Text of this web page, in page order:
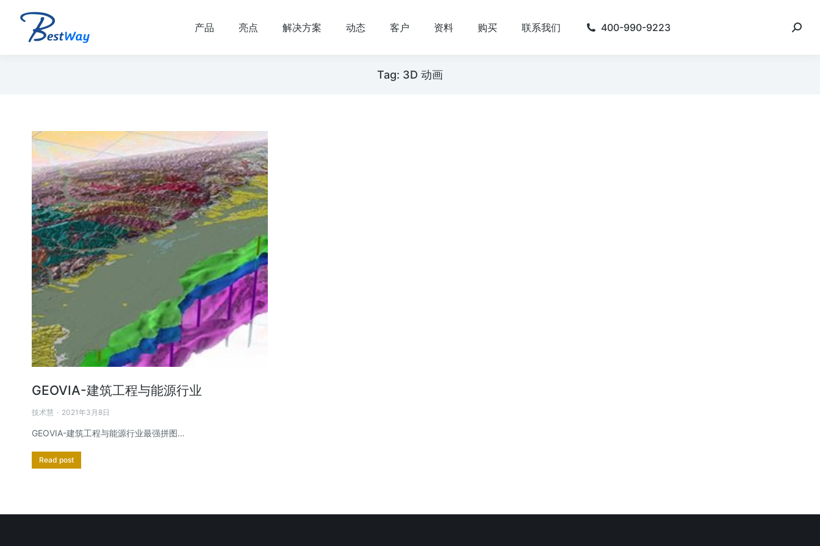
产品 亮点 解决方案 动态 客户 资料 购买 联系我们 400-990-9223
Tag: 3D 动画
GEOVIA-建筑工程与能源行业
技术慧 2021年3月8日
GEOVIA-建筑工程与能源行业最强拼图…
Read post